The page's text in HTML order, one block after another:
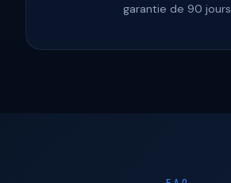
garantie de 90 jours.